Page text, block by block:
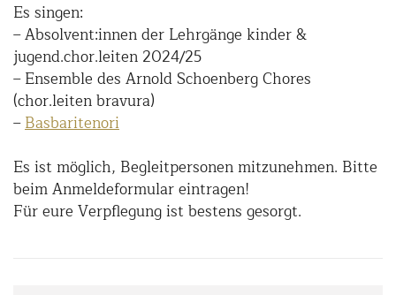
Es singen:
– Absolvent:innen der Lehrgänge kinder &
jugend.chor.leiten 2024/25
– Ensemble des Arnold Schoenberg Chores
(chor.leiten bravura)
–Basbaritenori
Es ist möglich, Begleitpersonen mitzunehmen. Bitte
beim Anmeldeformular eintragen!
Für eure Verpflegung ist bestens gesorgt.